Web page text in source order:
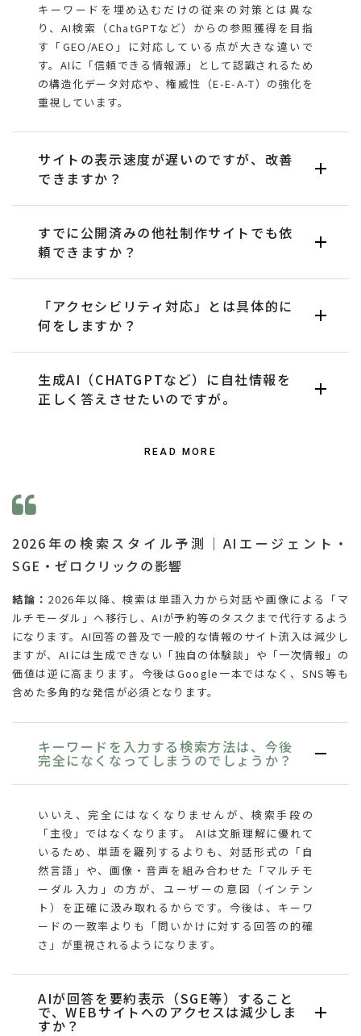
キーワードを埋め込むだけの従来の対策とは異な
り、AI検索（ChatGPTなど）からの参照獲得を目指
す「GEO/AEO」に対応している点が大きな違いで
す。AIに「信頼できる情報源」として認識されるため
の構造化データ対応や、権威性（E-E-A-T）の強化を
重視しています。
サイトの表示速度が遅いのですが、改善
できますか？
すでに公開済みの他社制作サイトでも依
頼できますか？
「アクセシビリティ対応」とは具体的に
何をしますか？
生成AI（CHATGPTなど）に自社情報を
正しく答えさせたいのですが。
READ MORE
2026年の検索スタイル予測｜AIエージェント・
SGE・ゼロクリックの影響
結論： 2026年以降、検索は単語入力から対話や画像による「マ
ルチモーダル」へ移行し、AIが予約等のタスクまで代行するよう
になります。AI回答の普及で一般的な情報のサイト流入は減少し
ますが、AIには生成できない「独自の体験談」や「一次情報」の
価値は逆に高まります。今後はGoogle一本ではなく、SNS等も
含めた多角的な発信が必須となります。
キーワードを入力する検索方法は、今後
完全になくなってしまうのでしょうか？
いいえ、完全にはなくなりませんが、検索手段の
「主役」ではなくなります。 AIは文脈理解に優れて
いるため、単語を羅列するよりも、対話形式の「自
然言語」や、画像・音声を組み合わせた「マルチモ
ーダル入力」の方が、ユーザーの意図（インテン
ト）を正確に汲み取れるからです。今後は、キーワ
ードの一致率よりも「問いかけに対する回答の的確
さ」が重視されるようになります。
AIが回答を要約表示（SGE等）すること
で、WEBサイトへのアクセスは減少しま
すか？